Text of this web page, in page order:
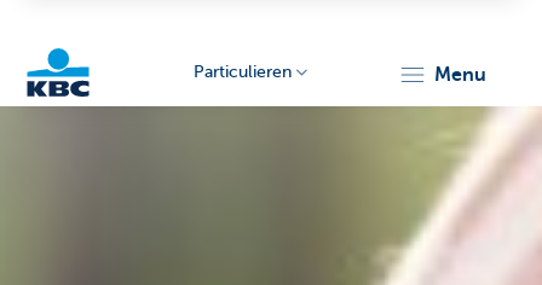
Particulieren menu